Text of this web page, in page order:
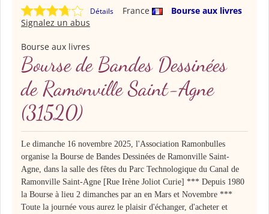
Détails France
Bourse aux livres
Signalez un abus
Bourse aux livres
Bourse de Bandes Dessinées
de Ramonville Saint-Agne
(31520)
Le dimanche 16 novembre 2025, l'Association Ramonbulles
organise la Bourse de Bandes Dessinées de Ramonville Saint-
Agne, dans la salle des fêtes du Parc Technologique du Canal de
Ramonville Saint-Agne [Rue Irène Joliot Curie] *** Depuis 1980
la Bourse à lieu 2 dimanches par an en Mars et Novembre ***
Toute la journée vous aurez le plaisir d'échanger, d'acheter et